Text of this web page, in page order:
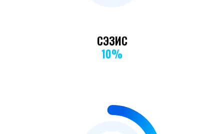
СЭЗИС
10%